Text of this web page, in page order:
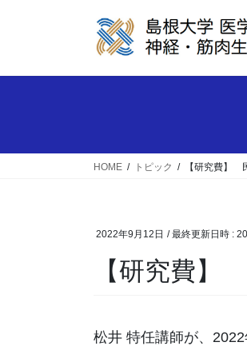
HOME トピック 【研究費】
2022年9月12日 / 最終更新日時 :
【研究費】
松井 特任講師が、